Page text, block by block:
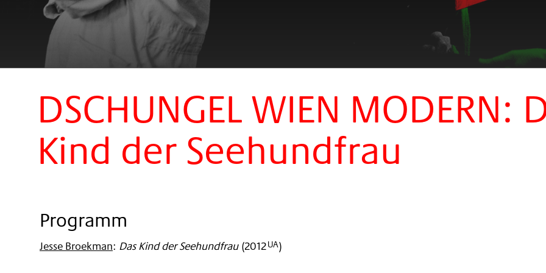
DSCHUNGEL WIEN MODERN:
Kind der Seehundfrau
Programm
Jesse Broekman: Das Kind der Seehundfrau (2012UA)